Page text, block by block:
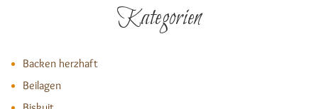
Kategorien
Backen herzhaft
Beilagen